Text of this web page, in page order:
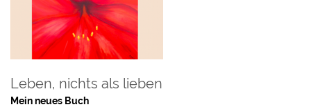
Leben, nichts als lieben
Mein neues Buch